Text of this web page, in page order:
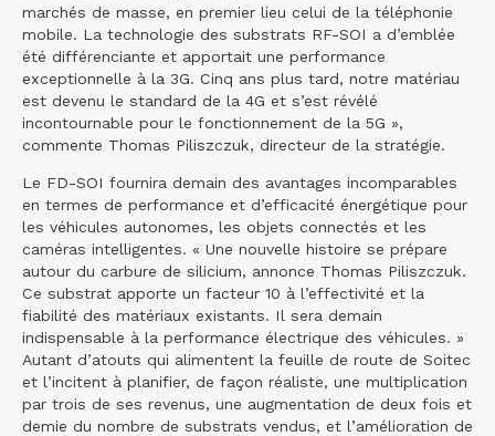
marchés de masse, en premier lieu celui de la téléphonie
mobile. La technologie des substrats RF-SOI a d’emblée
été différenciante et apportait une performance
exceptionnelle à la 3G. Cinq ans plus tard, notre matériau
est devenu le standard de la 4G et s’est révélé
incontournable pour le fonctionnement de la 5G »,
commente Thomas Piliszczuk, directeur de la stratégie.
Le FD-SOI fournira demain des avantages incomparables
en termes de performance et d’efficacité énergétique pour
les véhicules autonomes, les objets connectés et les
caméras intelligentes. « Une nouvelle histoire se prépare
autour du carbure de silicium, annonce Thomas Piliszczuk.
Ce substrat apporte un facteur 10 à l’effectivité et la
fiabilité des matériaux existants. Il sera demain
indispensable à la performance électrique des véhicules. »
Autant d’atouts qui alimentent la feuille de route de Soitec
et l’incitent à planifier, de façon réaliste, une multiplication
par trois de ses revenus, une augmentation de deux fois et
demie du nombre de substrats vendus, et l’amélioration de